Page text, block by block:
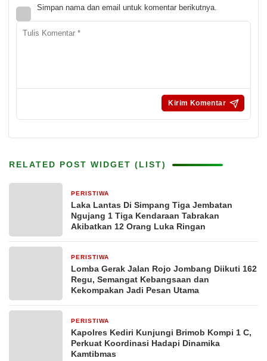
Simpan nama dan email untuk komentar berikutnya.
RELATED POST WIDGET (LIST)
PERISTIWA
Laka Lantas Di Simpang Tiga Jembatan
Ngujang 1 Tiga Kendaraan Tabrakan
Akibatkan 12 Orang Luka Ringan
PERISTIWA
Lomba Gerak Jalan Rojo Jombang Diikuti 162
Regu, Semangat Kebangsaan dan
Kekompakan Jadi Pesan Utama
PERISTIWA
Kapolres Kediri Kunjungi Brimob Kompi 1 C,
Perkuat Koordinasi Hadapi Dinamika
Kamtibmas